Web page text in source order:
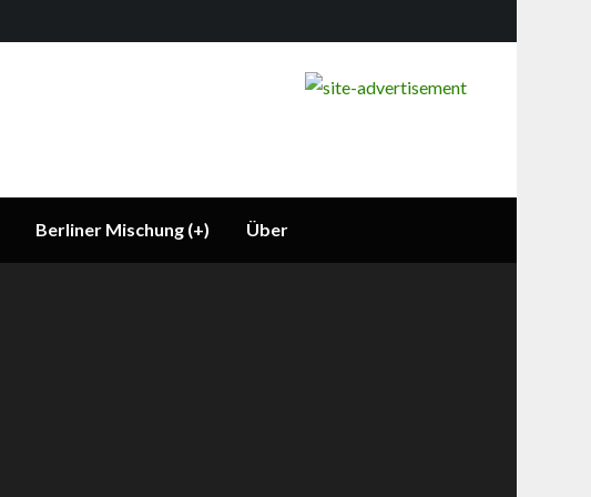
Berliner Mischung (+) Über